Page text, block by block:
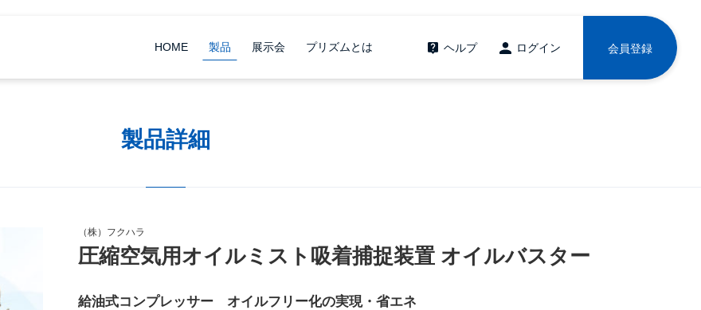
HOME 製品 展示会 プリズムとは ヘルプ ログイン 会員登録
製品詳細
（株）フクハラ
圧縮空気用オイルミスト吸着捕捉装置 オイルバスター
給油式コンプレッサー オイルフリー化の実現・省エネ